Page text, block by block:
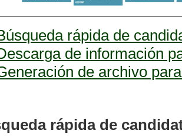
rápida de
de información
de archivo
rápida de